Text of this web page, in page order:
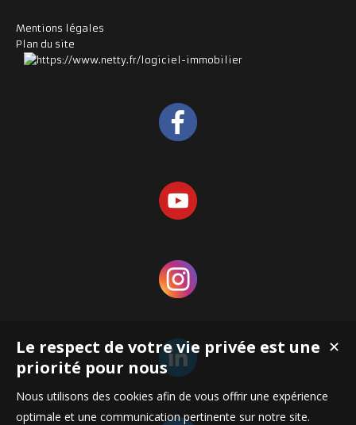
Mentions légales
Plan du site
✕
Le respect de votre vie privée est une
priorité pour nous
Nous utilisons des cookies afin de vous offrir une expérience
optimale et une communication pertinente sur notre site.